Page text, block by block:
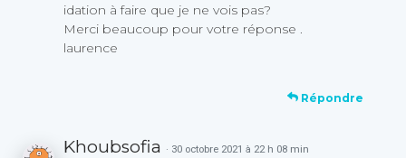
idation à faire que je ne vois pas?
Merci beaucoup pour votre réponse .
laurence
Répondre
Khoubsofia · 30 octobre 2021 à 22 h 08 min